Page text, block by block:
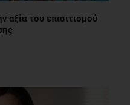
αξία του επισιτισμού